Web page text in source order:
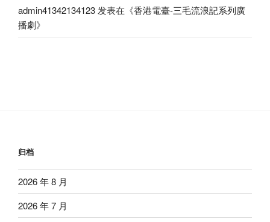
admin41342134123发表在《香港電臺-三毛流浪記系列廣
播劇》
归档
2026 年 8 月
2026 年 7 月